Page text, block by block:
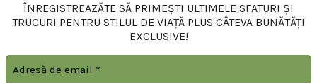
ÎNREGISTREAZĂTE SĂ PRIMEȘTI ULTIMELE SFATURI ȘI
TRUCURI PENTRU STILUL DE VIAȚĂ PLUS CÂTEVA BUNĂTĂȚI
EXCLUSIVE!